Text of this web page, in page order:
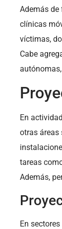
Además de
clínicas
víctimas,
Cabe
En
otras áreas
tareas
Además,
En